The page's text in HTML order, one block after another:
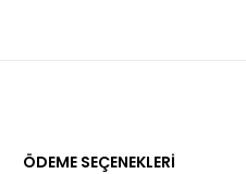
ÖDEME SEÇENEKLERİ